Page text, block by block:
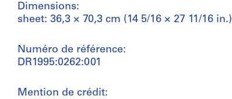
Dimensions:
sheet: 36,3 × 70,3 cm (14 5/16 × 27 11/16 in.)
Numéro de référence:
DR1995:0262:001
Mention de crédit: